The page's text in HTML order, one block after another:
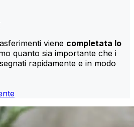
viene completata lo
quanto sia importante che i
rapidamente e in modo